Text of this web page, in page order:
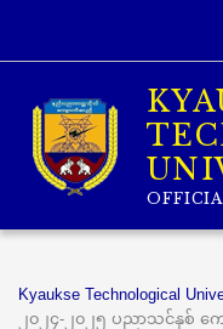
Kyaukse Technological
၂၀၂၄-၂၀၂၅ ပညာသင်နှစ် က